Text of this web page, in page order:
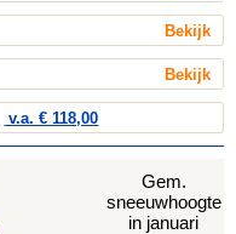
Bekijk
Bekijk
v.a. € 118,00
Gem.
sneeuwhoogte
in januari